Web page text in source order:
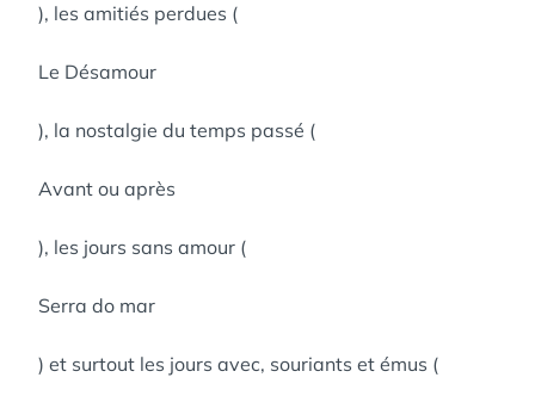
), les amitiés perdues (
Le Désamour
), la nostalgie du temps passé (
Avant ou après
), les jours sans amour (
Serra do mar
) et surtout les jours avec, souriants et émus (